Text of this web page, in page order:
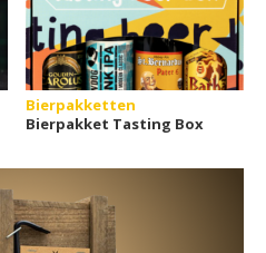
Bierpakketten
Bierpakket Tasting Box